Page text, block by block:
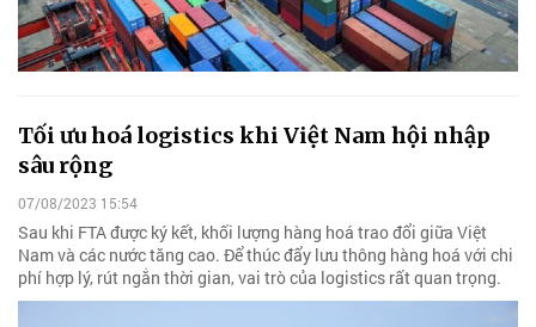
Tối ưu hoá logistics khi Việt Nam hội nhập
sâu rộng
07/08/2023 15:54
Sau khi FTA được ký kết, khối lượng hàng hoá trao đổi giữa Việt
Nam và các nước tăng cao. Để thúc đẩy lưu thông hàng hoá với chi
phí hợp lý, rút ngắn thời gian, vai trò của logistics rất quan trọng.